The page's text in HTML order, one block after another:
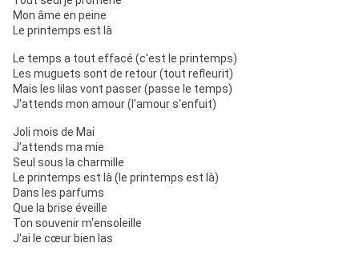
Mon âme en peine
Le printemps est là
Le temps a tout effacé (c'est le printemps)
Les muguets sont de retour (tout refleurit)
Mais les lilas vont passer (passe le temps)
J'attends mon amour (l'amour s'enfuit)
Joli mois de Mai
J'attends ma mie
Seul sous la charmille
Le printemps est là (le printemps est là)
Dans les parfums
Que la brise éveille
Ton souvenir m'ensoleille
J'ai le cœur bien las